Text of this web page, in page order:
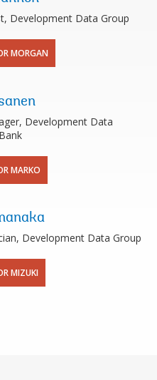
Development Data Group
MORGAN
Development Data
MARKO
Development Data Group
MIZUKI